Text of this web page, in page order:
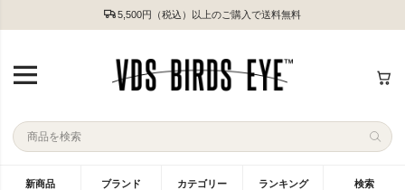
5,500円（税込）以上のご購入で送料無料
新商品 ブランド カテゴリー ランキング 検索